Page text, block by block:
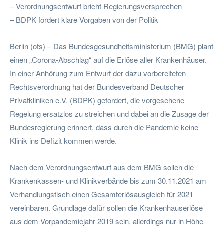
– Verordnungsentwurf bricht Regierungsversprechen
– BDPK fordert klare Vorgaben von der Politik
Berlin (ots) – Das Bundesgesundheitsministerium (BMG) plant
einen „Corona-Abschlag“ auf die Erlöse aller Krankenhäuser.
In einer Anhörung zum Entwurf der dazu vorbereiteten
Rechtsverordnung hat der Bundesverband Deutscher
Privatkliniken e.V. (BDPK) gefordert, die vorgesehene
Regelung ersatzlos zu streichen und dabei an die Zusage der
Bundesregierung erinnert, dass durch die Pandemie keine
Klinik ins Defizit kommen werde.
Nach dem Verordnungsentwurf aus dem BMG sollen die
Krankenkassen- und Klinikverbände bis zum 30.11.2021 am
Verhandlungstisch einen Gesamterlösausgleich für 2021
vereinbaren. Grundlage dafür sollen die Krankenhauserlöse
aus dem Vorpandemiejahr 2019 sein, allerdings nur in Höhe